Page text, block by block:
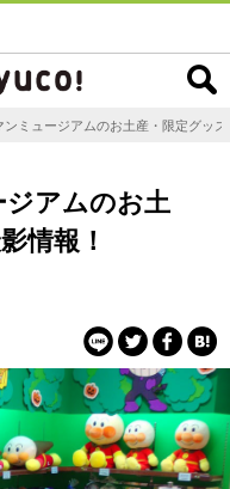
ンミュージアムのお土産・限定グッ
アムのお土
情報！